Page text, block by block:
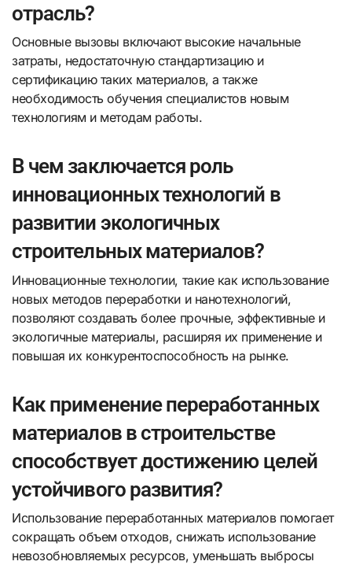
отрасль?
Основные вызовы включают высокие начальные
затраты, недостаточную стандартизацию и
сертификацию таких материалов, а также
необходимость обучения специалистов новым
технологиям и методам работы.
В чем заключается роль
инновационных технологий в
развитии экологичных
строительных материалов?
Инновационные технологии, такие как использование
новых методов переработки и нанотехнологий,
позволяют создавать более прочные, эффективные и
экологичные материалы, расширяя их применение и
повышая их конкурентоспособность на рынке.
Как применение переработанных
материалов в строительстве
способствует достижению целей
устойчивого развития?
Использование переработанных материалов помогает
сокращать объем отходов, снижать использование
невозобновляемых ресурсов, уменьшать выбросы